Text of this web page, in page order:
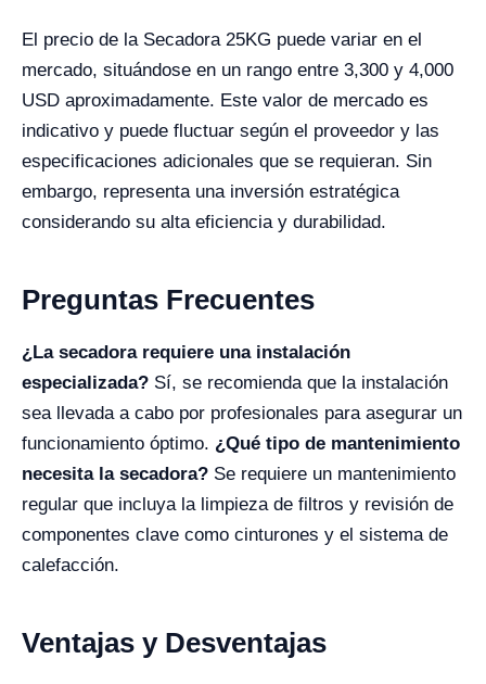
El precio de la Secadora 25KG puede variar en el
mercado, situándose en un rango entre 3,300 y 4,000
USD aproximadamente. Este valor de mercado es
indicativo y puede fluctuar según el proveedor y las
especificaciones adicionales que se requieran. Sin
embargo, representa una inversión estratégica
considerando su alta eficiencia y durabilidad.
Preguntas Frecuentes
¿La secadora requiere una instalación
especializada? Sí, se recomienda que la instalación
sea llevada a cabo por profesionales para asegurar un
funcionamiento óptimo. ¿Qué tipo de mantenimiento
necesita la secadora? Se requiere un mantenimiento
regular que incluya la limpieza de filtros y revisión de
componentes clave como cinturones y el sistema de
calefacción.
Ventajas y Desventajas